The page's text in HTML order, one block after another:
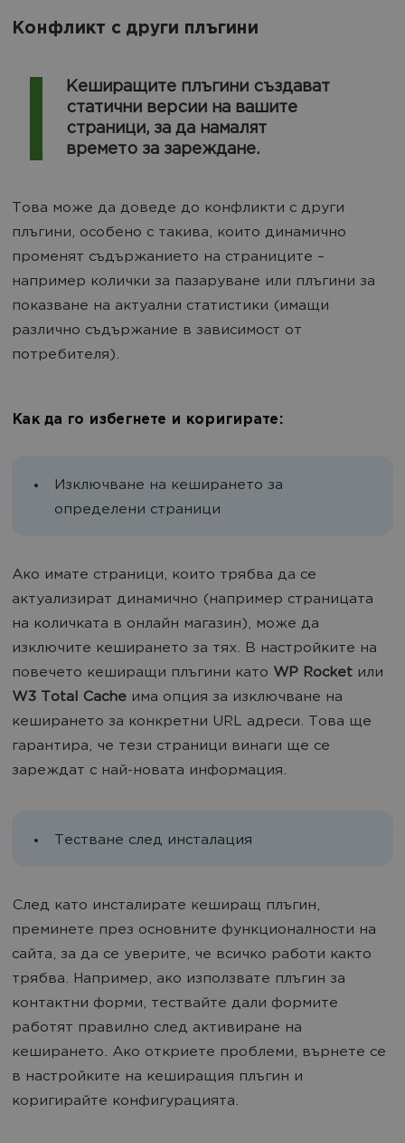
Конфликт с други плъгини
Кеширащите плъгини създават
статични версии на вашите
страници, за да намалят
времето за зареждане.
Това може да доведе до конфликти с други
плъгини, особено с такива, които динамично
променят съдържанието на страниците –
например колички за пазаруване или плъгини за
показване на актуални статистики (имащи
различно съдържание в зависимост от
потребителя).
Как да го избегнете и коригирате:
Изключване на кеширането за
определени страници
Ако имате страници, които трябва да се
актуализират динамично (например страницата
на количката в онлайн магазин), може да
изключите кеширането за тях. В настройките на
повечето кеширащи плъгини като WP Rocket или
W3 Total Cache има опция за изключване на
кеширането за конкретни URL адреси. Това ще
гарантира, че тези страници винаги ще се
зареждат с най-новата информация.
Тестване след инсталация
След като инсталирате кеширащ плъгин,
преминете през основните функционалности на
сайта, за да се уверите, че всичко работи както
трябва. Например, ако използвате плъгин за
контактни форми, тествайте дали формите
работят правилно след активиране на
кеширането. Ако откриете проблеми, върнете се
в настройките на кеширащия плъгин и
коригирайте конфигурацията.